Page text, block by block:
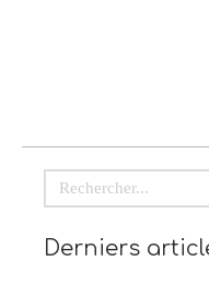
Rechercher
Derniers